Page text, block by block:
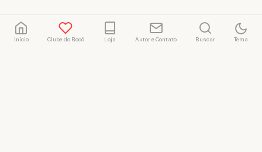
Início Clube do Bocó Loja Autor e Contato Buscar Tema